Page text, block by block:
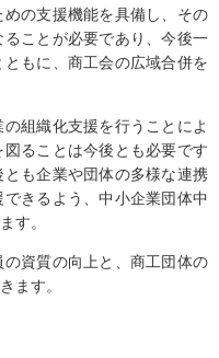
の支援機能を具備し、その
ことが必要であり、今後一
もに、商工会の広域合併を
組織化支援を行うことによ
ることは今後とも必要です
も企業や団体の多様な連携
きるよう、中小企業団体中
す。
資質の向上と、商工団体の
ます。